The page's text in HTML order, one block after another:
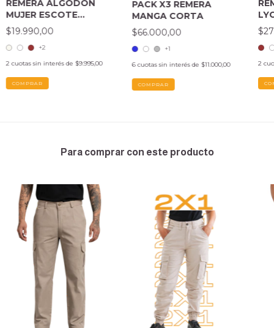
REMERA ALGODÓN
MUJER ESCOTE
REDONDO
$19.990,00
+2
2 cuotas sin interés de $9.995,00
COMPRAR
PACK X3 REMERA
MANGA CORTA
$66.000,00
+1
6 cuotas sin interés de $11.000,00
COMPRAR
2
Para comprar con este producto